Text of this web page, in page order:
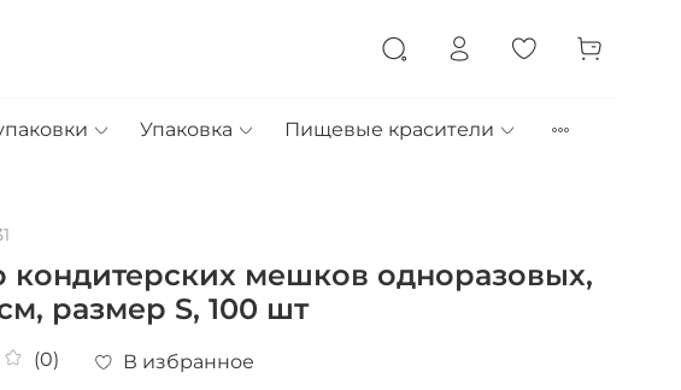
Упаковка Пищевые красители
кондитерских мешков одноразовых,
размер S, 100 шт
(0) В избранное